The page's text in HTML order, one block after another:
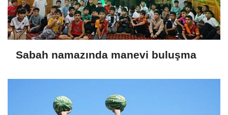
Sabah namazında manevi buluşma